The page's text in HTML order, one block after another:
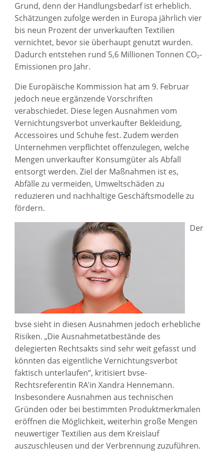
Grund, denn der Handlungsbedarf ist erheblich.
Schätzungen zufolge werden in Europa jährlich vier
bis neun Prozent der unverkauften Textilien
vernichtet, bevor sie überhaupt genutzt wurden.
Dadurch entstehen rund 5,6 Millionen Tonnen CO₂-
Emissionen pro Jahr.
Die Europäische Kommission hat am 9. Februar
jedoch neue ergänzende Vorschriften
verabschiedet. Diese legen Ausnahmen vom
Vernichtungsverbot unverkaufter Bekleidung,
Accessoires und Schuhe fest. Zudem werden
Unternehmen verpflichtet offenzulegen, welche
Mengen unverkaufter Konsumgüter als Abfall
entsorgt werden. Ziel der Maßnahmen ist es,
Abfälle zu vermeiden, Umweltschäden zu
reduzieren und nachhaltige Geschäftsmodelle zu
fördern.
Der
bvse sieht in diesen Ausnahmen jedoch erhebliche
Risiken. „Die Ausnahmetatbestände des
delegierten Rechtsakts sind sehr weit gefasst und
könnten das eigentliche Vernichtungsverbot
faktisch unterlaufen“, kritisiert bvse-
Rechtsreferentin RA'in Xandra Hennemann.
Insbesondere Ausnahmen aus technischen
Gründen oder bei bestimmten Produktmerkmalen
eröffnen die Möglichkeit, weiterhin große Mengen
neuwertiger Textilien aus dem Kreislauf
auszuschleusen und der Verbrennung zuzuführen.